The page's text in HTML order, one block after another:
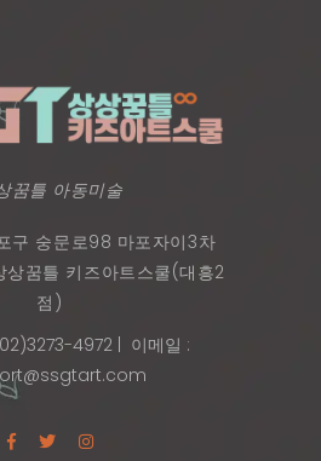
꿈틀 아동미술
구 숭문로98 마포자이3차
상꿈틀 키즈아트스쿨(대흥2
점)
4972| 이메일 :